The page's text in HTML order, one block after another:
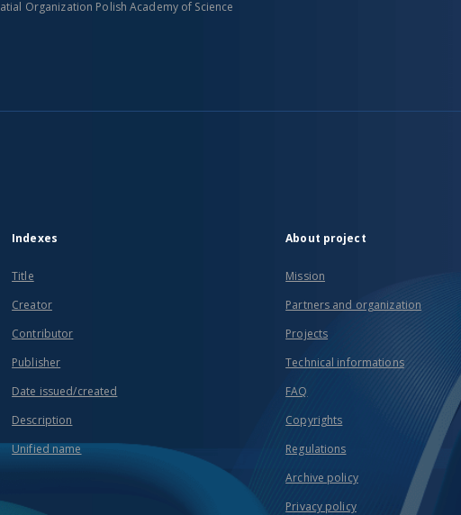
Organization Polish Academy of Science
Indexes
Title
Creator
Contributor
Publisher
Date issued/created
Description
Unified name
About project
Mission
Partners and organization
Projects
Technical informations
FAQ
Copyrights
Regulations
Archive policy
Privacy policy